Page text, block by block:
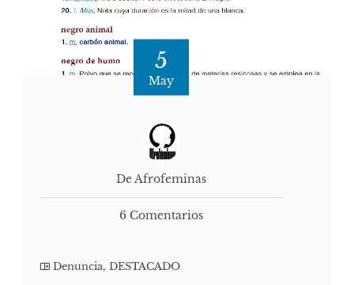
5
May
De Afrofeminas
6 Comentarios
Denuncia, DESTACADO